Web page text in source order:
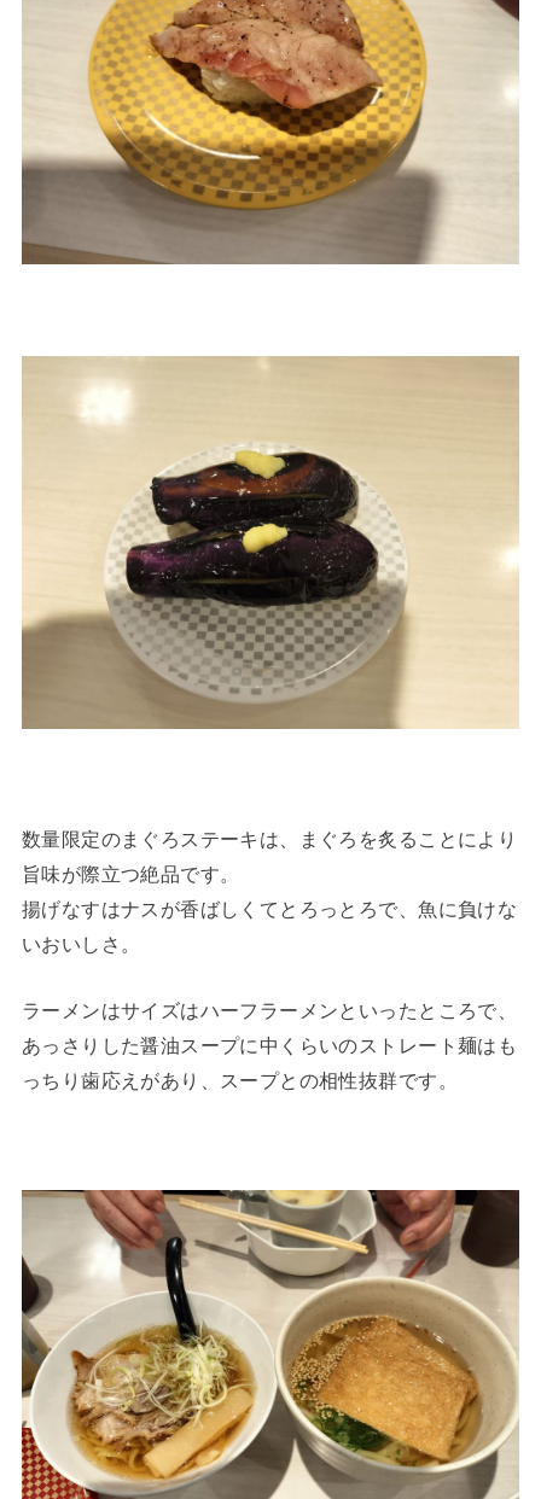
数量限定のまぐろステーキは、まぐろを炙ることにより
旨味が際立つ絶品です。
揚げなすはナスが香ばしくてとろっとろで、魚に負けな
いおいしさ。
ラーメンはサイズはハーフラーメンといったところで、
あっさりした醤油スープに中くらいのストレート麺はも
っちり歯応えがあり、スープとの相性抜群です。